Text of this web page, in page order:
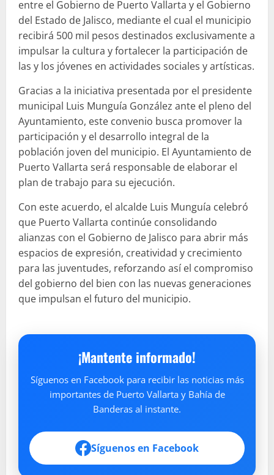
entre el Gobierno de Puerto Vallarta y el Gobierno
del Estado de Jalisco, mediante el cual el municipio
recibirá 500 mil pesos destinados exclusivamente a
impulsar la cultura y fortalecer la participación de
las y los jóvenes en actividades sociales y artísticas.
Gracias a la iniciativa presentada por el presidente
municipal Luis Munguía González ante el pleno del
Ayuntamiento, este convenio busca promover la
participación y el desarrollo integral de la
población joven del municipio. El Ayuntamiento de
Puerto Vallarta será responsable de elaborar el
plan de trabajo para su ejecución.
Con este acuerdo, el alcalde Luis Munguía celebró
que Puerto Vallarta continúe consolidando
alianzas con el Gobierno de Jalisco para abrir más
espacios de expresión, creatividad y crecimiento
para las juventudes, reforzando así el compromiso
del gobierno del bien con las nuevas generaciones
que impulsan el futuro del municipio.
¡Mantente informado!
Síguenos en Facebook para recibir las noticias más
importantes de Puerto Vallarta y Bahía de
Banderas al instante.
Síguenos en Facebook